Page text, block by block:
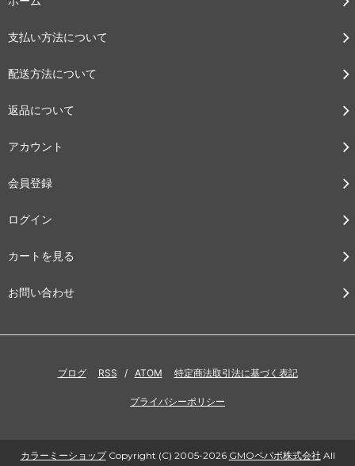
支払い方法について
配送方法について
返品について
アカウント
会員登録
ログイン
カートを見る
お問い合わせ
ブログ RSS / ATOM 特定商法取引法に基づく表記
プライバシーポリシー
カラーミーショップCopyright (C) 2005-2026 GMOペパボ株式会社 All